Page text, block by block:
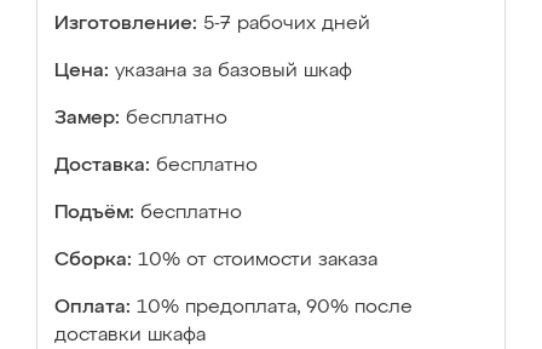
Изготовление: 5-7 рабочих дней
Цена: указана за базовый шкаф
Замер: бесплатно
Доставка: бесплатно
Подъём: бесплатно
Сборка: 10% от стоимости заказа
Оплата: 10% предоплата, 90% после
доставки шкафа